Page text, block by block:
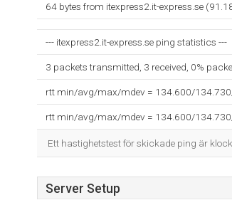
64 bytes from itexpress2.it-express.se
--- itexpress2.it-express.se ping statistics ---
3 packets transmitted, 3 received, 0%
rtt min/avg/max/mdev = 134.600/
rtt min/avg/max/mdev = 134.600/
Ett hastighetstest för skickade ping är
Server Setup